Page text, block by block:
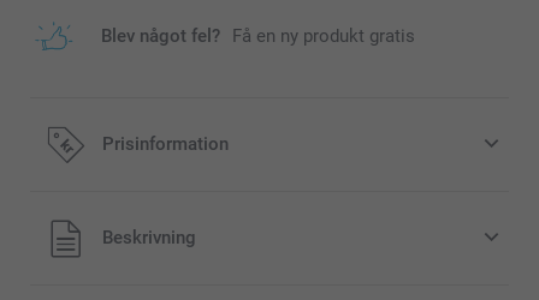
Blev något fel? Få en ny produkt gratis
Prisinformation
Alla priser är i svenska kronor (SEK), inklusive moms och
exklusive porto.
Beskrivning